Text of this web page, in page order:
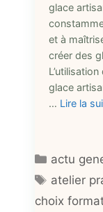
glace
et à
créer des
glace
… Lire la
actu
atelier
choix